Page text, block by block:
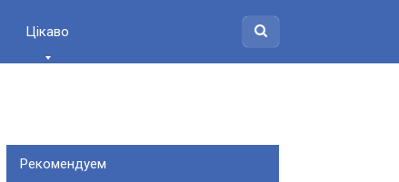
Цікаво
Рекомендуем